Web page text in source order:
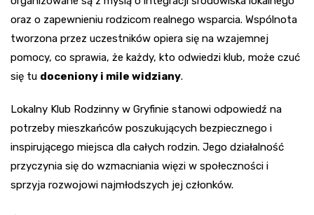
oraz o zapewnieniu rodzicom realnego wsparcia. Wspólnota
tworzona przez uczestników opiera się na wzajemnej
pomocy, co sprawia, że każdy, kto odwiedzi klub, może czuć
się tu doceniony i mile widziany.
Lokalny Klub Rodzinny w Gryfinie stanowi odpowiedź na
potrzeby mieszkańców poszukujących bezpiecznego i
inspirującego miejsca dla całych rodzin. Jego działalność
przyczynia się do wzmacniania więzi w społeczności i
sprzyja rozwojowi najmłodszych jej członków.